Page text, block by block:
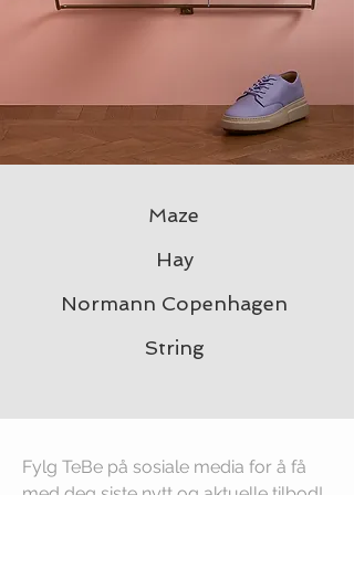
Maze
Hay
Normann Copenhagen
String
Fylg TeBe på sosiale media for å få
med deg siste nytt og aktuelle tilbod!